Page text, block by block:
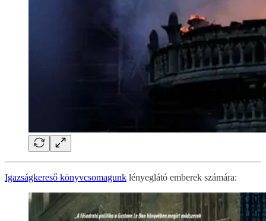
Igazságkereső könyvcsomagunk lényeglátó emberek számára: